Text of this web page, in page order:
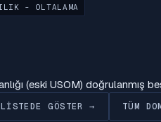
- OLTALAMA
(eski USOM) doğrulanmış
LISTEDE GÖSTER → TÜM